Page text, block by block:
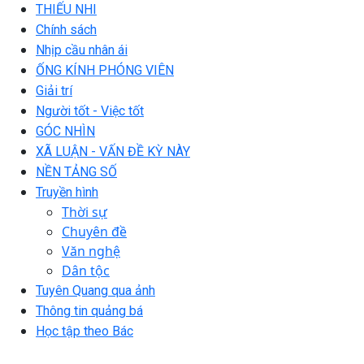
THIẾU NHI
Chính sách
Nhịp cầu nhân ái
ỐNG KÍNH PHÓNG VIÊN
Giải trí
Người tốt - Việc tốt
GÓC NHÌN
XÃ LUẬN - VẤN ĐỀ KỲ NÀY
NỀN TẢNG SỐ
Truyền hình
Thời sự
Chuyên đề
Văn nghệ
Dân tộc
Tuyên Quang qua ảnh
Thông tin quảng bá
Học tập theo Bác